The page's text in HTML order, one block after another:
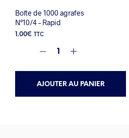
Boîte de 1000 agrafes
N°10/4 – Rapid
1.00€ TTC
AJOUTER AU PANIER